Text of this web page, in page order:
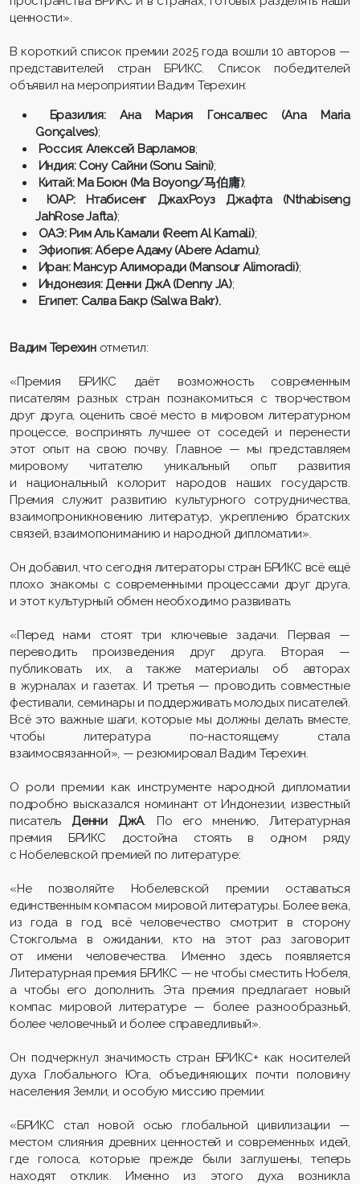
ценности».
В короткий список премии 2025 года вошли 10 авторов —
представителей стран БРИКС. Список победителей
объявил на мероприятии Вадим Терехин:
Бразилия: Ана Мария Гонсалвес (Ana Maria
Gonçalves);
Россия: Алексей Варламов;
Индия: Сону Сайни (Sonu Saini);
Китай: Ма Боюн (Ma Boyong/马伯庸);
ЮАР: Нтабисенг ДжахРоуз Джафта (Nthabiseng
JahRose Jafta);
ОАЭ: Рим Аль Камали (Reem Al Kamali);
Эфиопия: Абере Адаму (Abere Adamu);
Иран: Мансур Алиморади (Mansour Alimoradi);
Индонезия: Денни ДжА (Denny JA);
Египет: Салва Бакр (Salwa Bakr).
Вадим Терехинотметил:
«Премия БРИКС даёт возможность современным
писателям разных стран познакомиться с творчеством
друг друга, оценить своё место в мировом литературном
процессе, воспринять лучшее от соседей и перенести
этот опыт на свою почву. Главное — мы представляем
мировому читателю уникальный опыт развития
и национальный колорит народов наших государств.
Премия служит развитию культурного сотрудничества,
взаимопроникновению литератур, укреплению братских
связей, взаимопониманию и народной дипломатии».
Он добавил, что сегодня литераторы стран БРИКС всё ещё
плохо знакомы с современными процессами друг друга,
и этот культурный обмен необходимо развивать.
«Перед нами стоят три ключевые задачи. Первая —
переводить произведения друг друга. Вторая —
публиковать их, а также материалы об авторах
в журналах и газетах. И третья — проводить совместные
фестивали, семинары и поддерживать молодых писателей.
Всё это важные шаги, которые мы должны делать вместе,
чтобы литература по-настоящему стала
взаимосвязанной», — резюмировал Вадим Терехин.
О роли премии как инструменте народной дипломатии
подробно высказался номинант от Индонезии, известный
писательДенни ДжА. По его мнению, Литературная
премия БРИКС достойна стоять в одном ряду
с Нобелевской премией по литературе:
«Не позволяйте Нобелевской премии оставаться
единственным компасом мировой литературы. Более века,
из года в год, всё человечество смотрит в сторону
Стокгольма в ожидании, кто на этот раз заговорит
от имени человечества. Именно здесь появляется
Литературная премия БРИКС — не чтобы сместить Нобеля,
а чтобы его дополнить. Эта премия предлагает новый
компас мировой литературе — более разнообразный,
более человечный и более справедливый».
Он подчеркнул значимость стран БРИКС+ как носителей
духа Глобального Юга, объединяющих почти половину
населения Земли, и особую миссию премии:
«БРИКС стал новой осью глобальной цивилизации —
местом слияния древних ценностей и современных идей,
где голоса, которые прежде были заглушены, теперь
находят отклик. Именно из этого духа возникла